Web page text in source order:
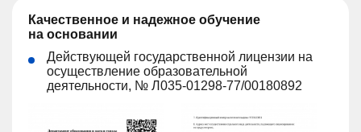
Качественное и надежное обучение
на основании
Действующей государственной лицензии на
осуществление образовательной
деятельности, № Л035-01298-77/00180892